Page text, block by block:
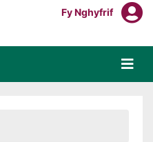
Mewngofnodi I
Fy Nghyfrif